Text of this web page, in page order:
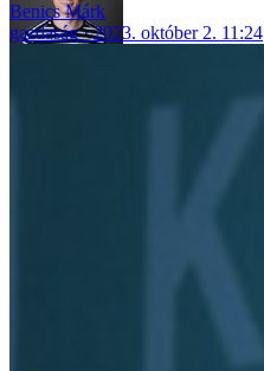
Benics Márk
gazdaság
2023. október 2. 11:24